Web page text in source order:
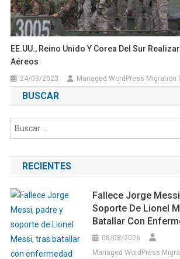
EE.UU., Reino Unido Y Corea Del Sur
Aéreos
24/03/2023 Managed WordPress Migration
BUSCAR
RECIENTES
Fallece Jorge
Soporte De Lionel
Batallar Con
08/08/2026
Managed WordPress